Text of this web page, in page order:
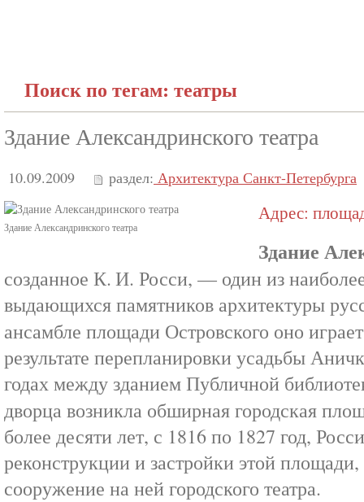
Поиск по тегам: театры
Здание Александринского театра
10.09.2009 раздел: Архитектура Санкт-Петербурга
Здание Александринского театра
Адрес:
Здание
созданное К. И. Росси, — один из
выдающихся памятников архитектуры
ансамбле площади Островского оно
результате перепланировки усадьбы
годах между зданием Публичной
дворца возникла обширная городская
более десяти лет, с 1816 по 1827 год,
реконструкции и застройки этой
сооружение на ней городского театра.